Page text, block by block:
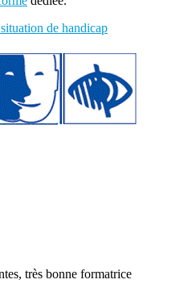
de handicap
très bonne formatrice